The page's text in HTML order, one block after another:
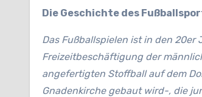
Die Geschichte des
Das Fußballspielen ist in den
Freizeitbeschäftigung der
angefertigten Stoffball auf dem
Gnadenkirche gebaut wird-, die